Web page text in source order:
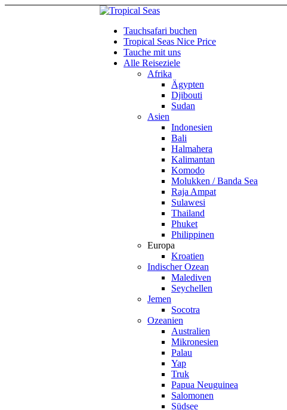
Tauchsafari buchen
Tropical Seas Nice Price
Tauche mit uns
Alle Reiseziele
Afrika
Ägypten
Djibouti
Sudan
Asien
Indonesien
Bali
Halmahera
Kalimantan
Komodo
Molukken / Banda Sea
Raja Ampat
Sulawesi
Thailand
Phuket
Philippinen
Europa
Kroatien
Indischer Ozean
Malediven
Seychellen
Jemen
Socotra
Ozeanien
Australien
Mikronesien
Palau
Yap
Truk
Papua Neuguinea
Salomonen
Südsee